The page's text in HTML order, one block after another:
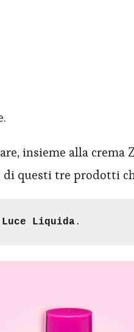
insieme alla crema
di questi tre prodotti
Luce Liquida.